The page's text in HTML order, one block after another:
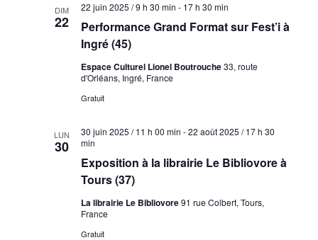
DIM
22
Performance Grand Format sur Fest’i à
Ingré (45)
22 juin 2025 / 9 h 30 min - 17 h 30 min
Espace Culturel Lionel Boutrouche33, route
d'Orléans, Ingré, France
Gratuit
LUN
30
Exposition à la librairie Le Bibliovore à
Tours (37)
30 juin 2025 / 11 h 00 min -22 août 2025 / 17 h 30
min
La librairie Le Bibliovore91 rue Colbert, Tours,
France
Gratuit